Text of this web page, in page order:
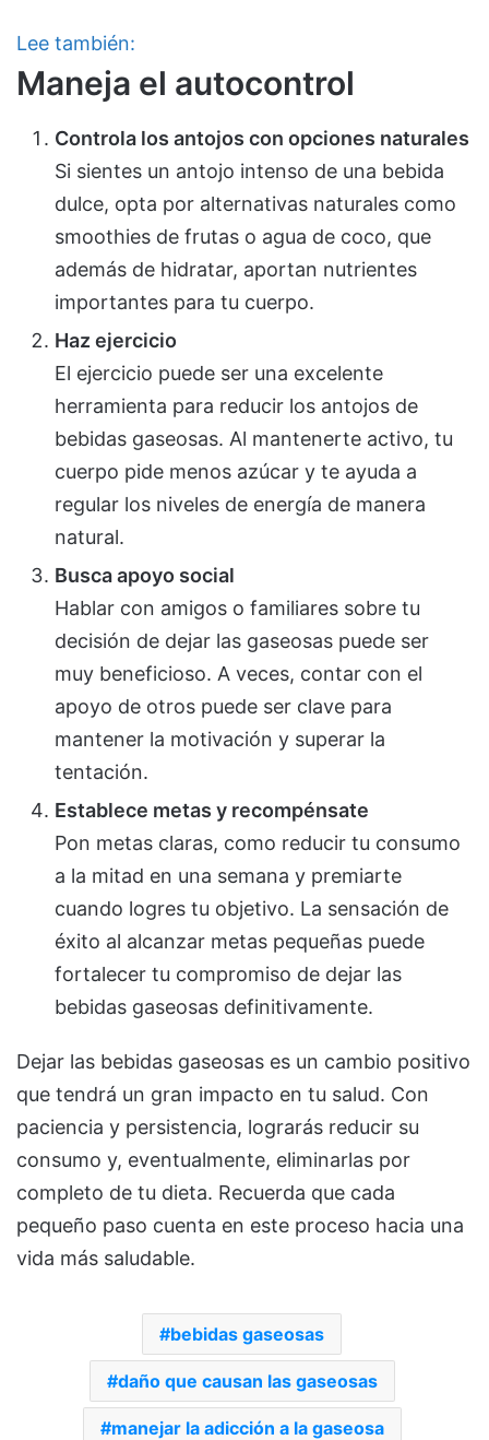
Lee también:
Maneja el autocontrol
Controla los antojos con opciones naturales
Si sientes un antojo intenso de una bebida
dulce, opta por alternativas naturales como
smoothies de frutas o agua de coco, que
además de hidratar, aportan nutrientes
importantes para tu cuerpo.
Haz ejercicio
El ejercicio puede ser una excelente
herramienta para reducir los antojos de
bebidas gaseosas. Al mantenerte activo, tu
cuerpo pide menos azúcar y te ayuda a
regular los niveles de energía de manera
natural.
Busca apoyo social
Hablar con amigos o familiares sobre tu
decisión de dejar las gaseosas puede ser
muy beneficioso. A veces, contar con el
apoyo de otros puede ser clave para
mantener la motivación y superar la
tentación.
Establece metas y recompénsate
Pon metas claras, como reducir tu consumo
a la mitad en una semana y premiarte
cuando logres tu objetivo. La sensación de
éxito al alcanzar metas pequeñas puede
fortalecer tu compromiso de dejar las
bebidas gaseosas definitivamente.
Dejar las bebidas gaseosas es un cambio positivo
que tendrá un gran impacto en tu salud. Con
paciencia y persistencia, lograrás reducir su
consumo y, eventualmente, eliminarlas por
completo de tu dieta. Recuerda que cada
pequeño paso cuenta en este proceso hacia una
vida más saludable.
bebidas gaseosas
daño que causan las gaseosas
manejar la adicción a la gaseosa